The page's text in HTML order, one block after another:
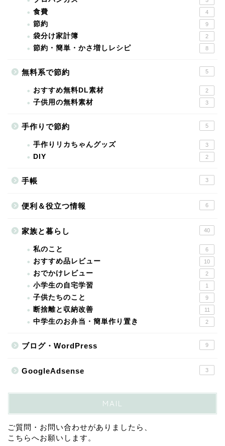
食費 4
節約 9
袋分け家計簿 2
節約・簡単・かさ増しレシピ 8
無料系で節約 5
おすすめ無料DL素材 2
子供用の無料素材 3
手作りで節約 5
手作りリカちゃんグッズ 3
DIY 2
手帳 3
便利＆役立つ情報 6
家族と暮らし 40
私のこと 6
おすすめ品レビュー 10
おでかけレビュー 2
小学生の自宅学習 1
子供たちのこと 9
断捨離と収納改善 11
中学生のお弁当・簡単作り置き 2
ブログ・WordPress 9
GoogleAdsense 3
MAIL
ご質問・お問い合わせがありましたら、
こちらへお願いします。